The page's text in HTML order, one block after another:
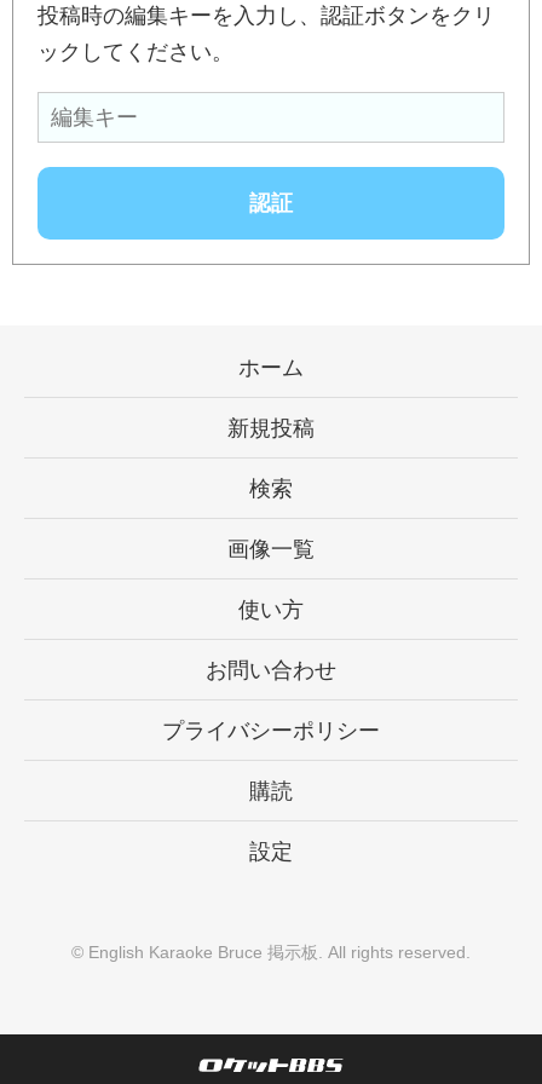
投稿時の編集キーを入力し、認証ボタンをクリ
ックしてください。
ホーム
新規投稿
検索
画像一覧
使い方
お問い合わせ
プライバシーポリシー
購読
設定
© English Karaoke Bruce 掲示板 . All rights reserved.